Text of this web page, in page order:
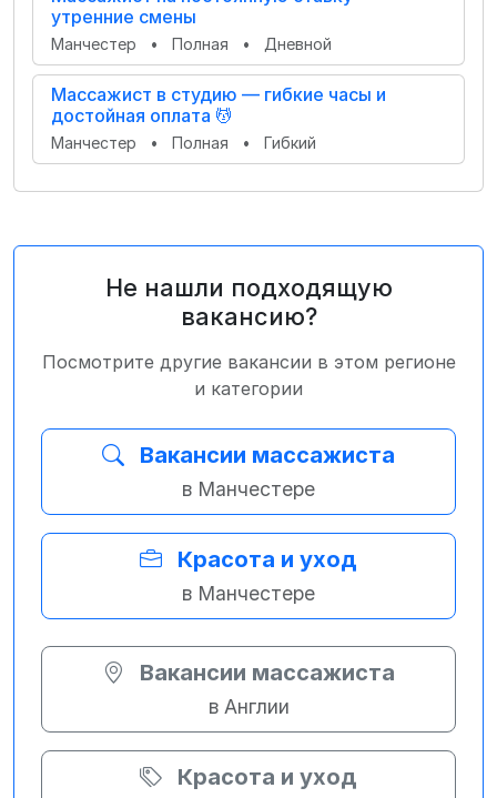
утренние смены
Манчестер • Полная • Дневной
Массажист в студию — гибкие часы и
достойная оплата 💆
Манчестер • Полная • Гибкий
Не нашли подходящую
вакансию?
Посмотрите другие вакансии в этом регионе
и категории
Вакансии массажиста
в Манчестере
Красота и уход
в Манчестере
Вакансии массажиста
в Англии
Красота и уход